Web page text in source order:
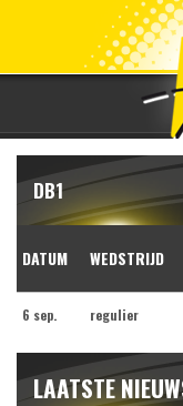
DB1
DATUM WEDSTRIJD
6 sep. regulier
LAATSTE